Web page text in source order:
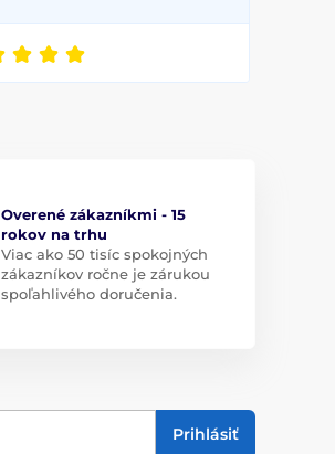
Overené zákazníkmi - 15
rokov na trhu
Viac ako 50 tisíc spokojných
zákazníkov ročne je zárukou
spoľahlivého doručenia.
Prihlásiť